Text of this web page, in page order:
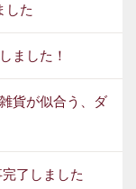
した
ました！
貨が似合う、ダ
了しました